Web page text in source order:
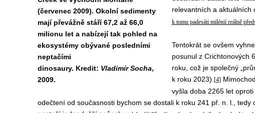
(červenec 2009). Okolní sedimenty
mají převážně stáří 67,2 až 66,0
milionu let a nabízejí tak pohled na
ekosystémy obývané posledními
neptačími
dinosaury. Kredit: Vladimír Socha,
2009.
relevantních a aktuálních
k tomu padesáti milénií reálně
Tentokrát se ovšem
posunul z Crichtonových
roku, což je společný
k roku 2023). [4]
vyšla doba 2265 let
odečtení od současnosti bychom se dostali k roku 241 př. n. l.,